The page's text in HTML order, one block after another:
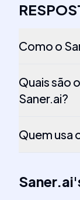
Como o
Quais são
Saner.ai?
Quem usa
Saner.ai